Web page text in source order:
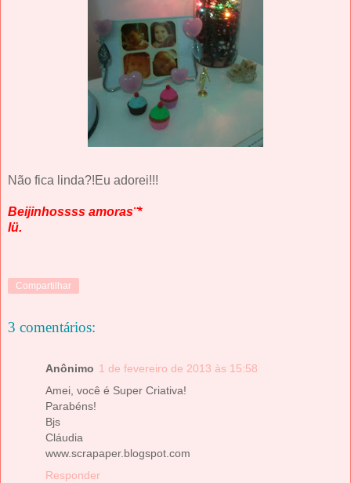
Não fica linda?!Eu adorei!!!
Beijinhossss amoras¨*
lü.
Compartilhar
3 comentários:
Anônimo 1 de fevereiro de 2013 às 15:58
Amei, você é Super Criativa!
Parabéns!
Bjs
Cláudia
www.scrapaper.blogspot.com
Responder